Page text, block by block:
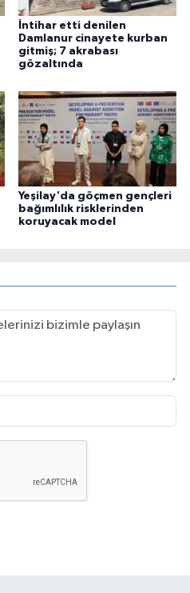
İntihar etti denilen
Damlanur cinayete kurban
gitmiş; 7 akrabası
gözaltında
Yeşilay'da göçmen gençleri
bağımlılık risklerinden
koruyacak model